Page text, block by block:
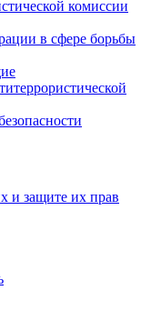
комиссии
в сфере борьбы
и защите их прав